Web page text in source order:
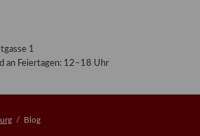
1
an Feiertagen: 12–18 Uhr
Blog